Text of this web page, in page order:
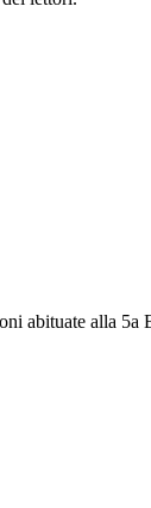
abituate alla